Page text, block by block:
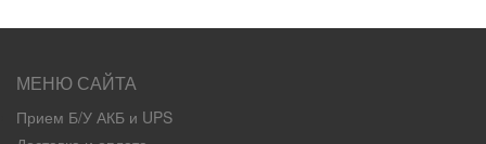
МЕНЮ САЙТА
Прием Б/У АКБ и UPS